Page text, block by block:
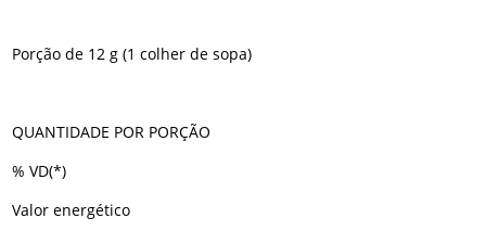
Porção de 12 g (1 colher de sopa)
QUANTIDADE POR PORÇÃO
% VD(*)
Valor energético